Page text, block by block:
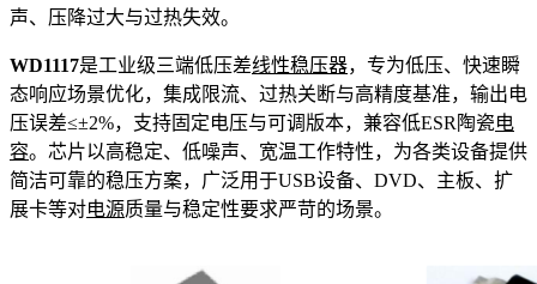
声、压降过大与过热失效。
WD1117是工业级三端低压差线性稳压器，专为低压、快速瞬
态响应场景优化，集成限流、过热关断与高精度基准，输出电
压误差≤±2%，支持固定电压与可调版本，兼容低ESR陶瓷电
容。芯片以高稳定、低噪声、宽温工作特性，为各类设备提供
简洁可靠的稳压方案，广泛用于USB设备、DVD、主板、扩
展卡等对电源质量与稳定性要求严苛的场景。